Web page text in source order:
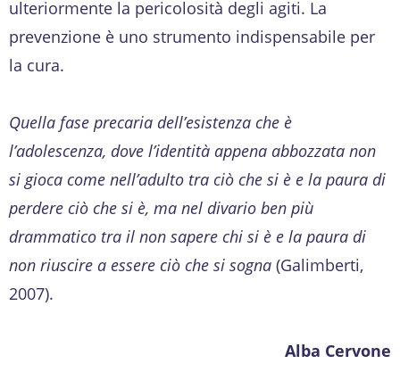
ulteriormente la pericolosità degli agiti. La
prevenzione è uno strumento indispensabile per
la cura.
Quella fase precaria dell’esistenza che è
l’adolescenza, dove l’identità appena abbozzata non
si gioca come nell’adulto tra ciò che si è e la paura di
perdere ciò che si è, ma nel divario ben più
drammatico tra il non sapere chi si è e la paura di
non riuscire a essere ciò che si sogna (Galimberti,
2007).
Alba Cervone